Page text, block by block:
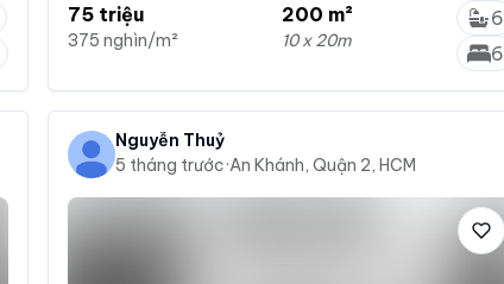
75 triệu
375 nghìn/m²
200 m²
10 x 20m
6
6
Nguyễn Thuỷ
5 tháng trước·An Khánh, Quận 2, HCM